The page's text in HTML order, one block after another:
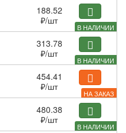
В НАЛИЧИИ
188.52
₽/шт
В НАЛИЧИИ
313.78
₽/шт
НА ЗАКАЗ
454.41
₽/шт
В НАЛИЧИИ
480.38
₽/шт